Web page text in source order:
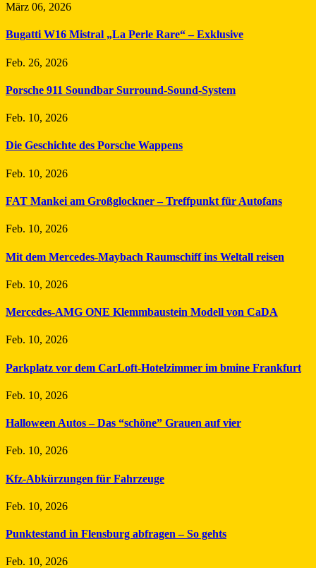
März 06, 2026
Bugatti W16 Mistral „La Perle Rare“ – Exklusive
Feb. 26, 2026
Porsche 911 Soundbar Surround-Sound-System
Feb. 10, 2026
Die Geschichte des Porsche Wappens
Feb. 10, 2026
FAT Mankei am Großglockner – Treffpunkt für Autofans
Feb. 10, 2026
Mit dem Mercedes-Maybach Raumschiff ins Weltall reisen
Feb. 10, 2026
Mercedes-AMG ONE Klemmbaustein Modell von CaDA
Feb. 10, 2026
Parkplatz vor dem CarLoft-Hotelzimmer im bmine Frankfurt
Feb. 10, 2026
Halloween Autos – Das “schöne” Grauen auf vier
Feb. 10, 2026
Kfz-Abkürzungen für Fahrzeuge
Feb. 10, 2026
Punktestand in Flensburg abfragen – So gehts
Feb. 10, 2026